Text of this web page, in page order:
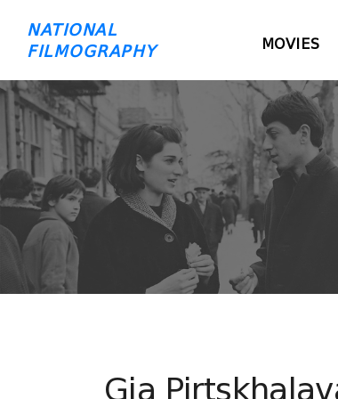
NATIONAL
FILMOGRAPHY
MOVIES
Gia